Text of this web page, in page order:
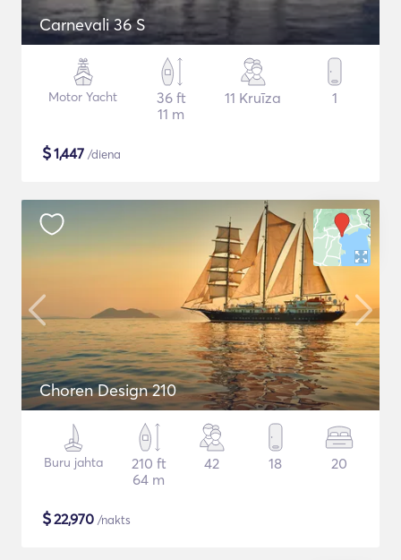
Carnevali 36 S
Motor Yacht
36 ft
11 m
11 Kruīza 1
$1,447 /diena
Choren Design 210
Buru jahta
210 ft
64 m
42 18 20
$22,970 /nakts